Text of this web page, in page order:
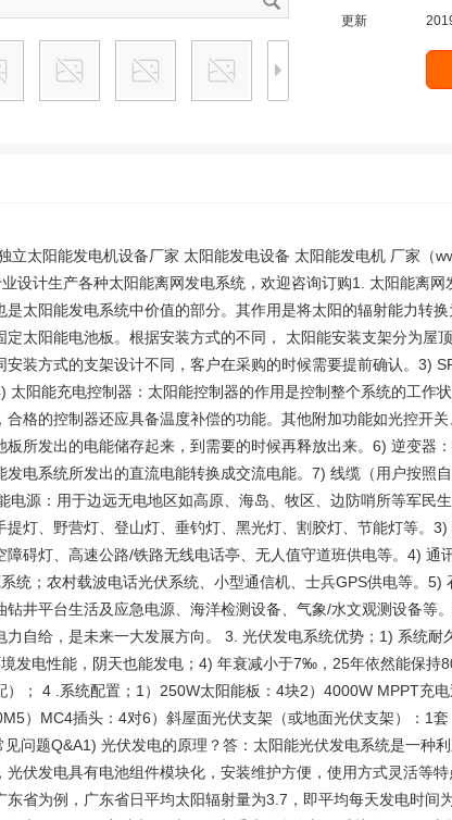
更新
立太阳能发电机设备厂家 太阳能发电设备 太阳能发电机 厂家（
设计生产各种太阳能离网发电系统，欢迎咨询订购1. 太阳能离
是太阳能发电系统中价值的部分。其作用是将太阳的辐射能力转
定太阳能电池板。根据安装方式的不同， 太阳能安装支架分为屋
安装方式的支架设计不同，客户在采购的时候需要提前确认。3)
太阳能充电控制器：太阳能控制器的作用是控制整个系统的工作
合格的控制器还应具备温度补偿的功能。其他附加功能如光控开
板所发出的电能储存起来，到需要的时候再释放出来。6) 逆变器
发电系统所发出的直流电能转换成交流电能。7) 线缆（用户按照
电源：用于边远无电地区如高原、海岛、牧区、边防哨所等军民
提灯、野营灯、登山灯、垂钓灯、黑光灯、割胶灯、节能灯等。
障碍灯、高速公路/铁路无线电话亭、无人值守道班供电等。4) 通
统；农村载波电话光伏系统、小型通信机、士兵GPS供电等。
钻井平台生活及应急电源、海洋检测设备、气象/水文观测设备等
力自给，是未来一大发展方向。 3. 光伏发电系统优势；1) 系统
发电性能，阴天也能发电；4) 年衰减小于7‰，25年依然能保持
）； 4 .系统配置；1）250W太阳能板：4块2）4000W MPPT充
）MC4插头：4对6）斜屋面光伏支架（或地面光伏支架）：1
问题Q&A1) 光伏发电的原理？答：太阳能光伏发电系统是一种
光伏发电具有电池组件模块化，安装维护方便，使用方式灵活等
东省为例，广东省日平均太阳辐射量为3.7，即平均每天发电时